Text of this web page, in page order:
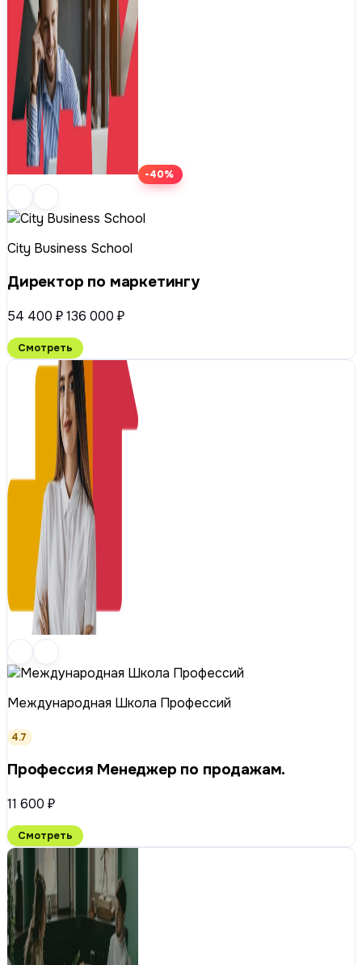
-40%
City Business School
Директор по маркетингу
54 400 ₽136 000 ₽
Смотреть
Международная Школа Профессий
4.7
Профессия Менеджер по продажам.
11 600 ₽
Смотреть